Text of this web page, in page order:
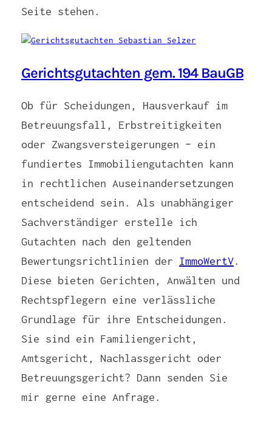
Seite stehen.
Gerichtsgutachten gem. 194 BauGB
Ob für Scheidungen, Hausverkauf im
Betreuungsfall, Erbstreitigkeiten
oder Zwangsversteigerungen – ein
fundiertes Immobiliengutachten kann
in rechtlichen Auseinandersetzungen
entscheidend sein. Als unabhängiger
Sachverständiger erstelle ich
Gutachten nach den geltenden
Bewertungsrichtlinien der ImmoWertV.
Diese bieten Gerichten, Anwälten und
Rechtspflegern eine verlässliche
Grundlage für ihre Entscheidungen.
Sie sind ein Familiengericht,
Amtsgericht, Nachlassgericht oder
Betreuungsgericht? Dann senden Sie
mir gerne eine Anfrage.